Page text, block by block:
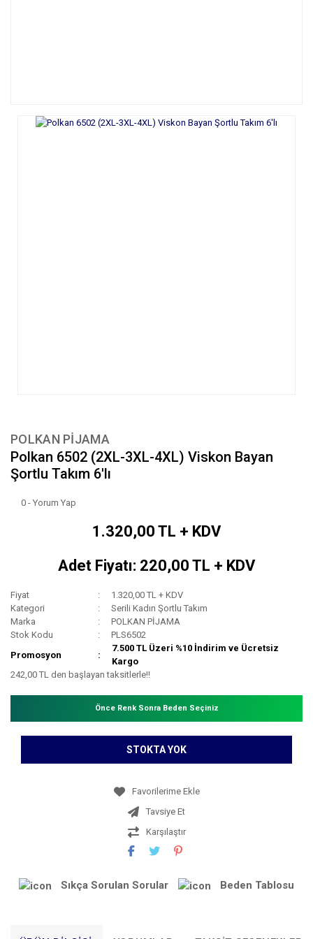
POLKAN PİJAMA
Polkan 6502 (2XL-3XL-4XL) Viskon Bayan
Şortlu Takım 6'lı
0 - Yorum Yap
1.320,00 TL + KDV
Adet Fiyatı: 220,00 TL + KDV
Fiyat
1.320,00 TL + KDV
Kategori
Serili Kadın Şortlu Takım
Marka
POLKAN PİJAMA
Stok Kodu
PLS6502
Promosyon
7.500 TL Üzeri %10 İndirim ve Ücretsiz
Kargo
242,00 TL den başlayan taksitlerle!!
Önce Renk Sonra Beden Seçiniz
STOKTA YOK
Tavsiye Et
Karşılaştır
Sıkça Sorulan Sorular Beden Tablosu